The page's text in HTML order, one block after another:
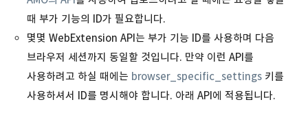
때 부가 기능의 ID가 필요합니다.
몇몇 WebExtension API는 부가 기능 ID를 사용하며 다음
브라우저 세션까지 동일할 것입니다. 만약 이런 API를
사용하려고 하실 때에는 browser_specific_settings 키를
사용하셔서 ID를 명시해야 합니다. 아래 API에 적용됩니다.